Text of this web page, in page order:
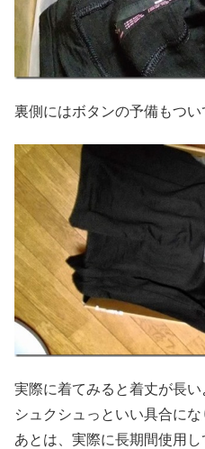
裏側にはボタンの予備もつい
実際に着てみると着丈が長
シュクシュっといい具合に
あとは、実際に長期間使用